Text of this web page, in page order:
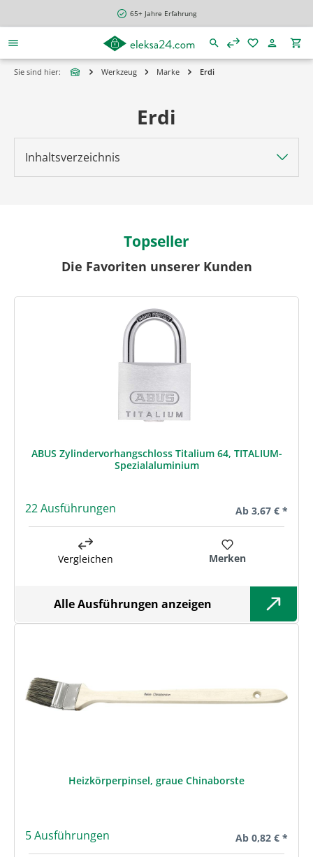
65+ Jahre Erfahrung
Sie sind hier: Werkzeug Marke Erdi
Inhaltsverzeichnis
Erdi
Topseller
Die Favoriten unserer Kunden
ABUS Zylindervorhangschloss Titalium 64, TITALIUM-
Spezialaluminium
22 Ausführungen Regulärer Preis:
Ab 3,67 € *
Vergleichen Merken
Alle Ausführungen anzeigen
Heizkörperpinsel, graue Chinaborste
5 Ausführungen Regulärer Preis:
Ab 0,82 € *